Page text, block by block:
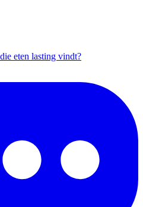
eten lasting vindt?